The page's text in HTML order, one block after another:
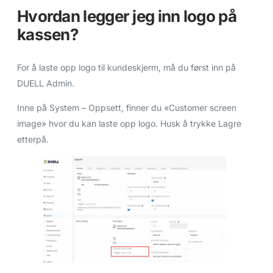
Hvordan legger jeg inn logo på
kassen?
For å laste opp logo til kundeskjerm, må du først inn på
DUELL Admin.
Inne på System – Oppsett, finner du «Customer screen
image» hvor du kan laste opp logo. Husk å trykke Lagre
etterpå.